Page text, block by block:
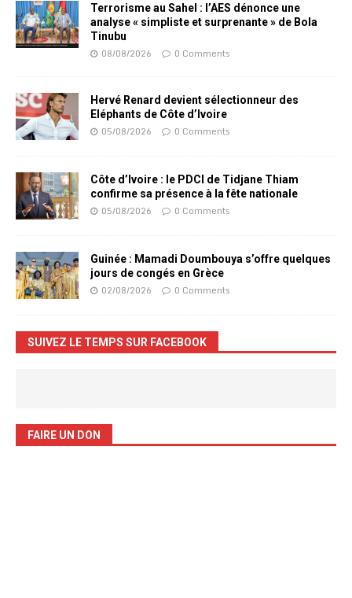
Terrorisme au Sahel : l’AES dénonce une
analyse « simpliste et surprenante » de Bola
Tinubu
08/08/2026 0 Comments
Hervé Renard devient sélectionneur des
Eléphants de Côte d’Ivoire
05/08/2026 0 Comments
Côte d’Ivoire : le PDCI de Tidjane Thiam
confirme sa présence à la fête nationale
05/08/2026 0 Comments
Guinée : Mamadi Doumbouya s’offre quelques
jours de congés en Grèce
02/08/2026 0 Comments
SUIVEZ LE TEMPS SUR FACEBOOK
FAIRE UN DON